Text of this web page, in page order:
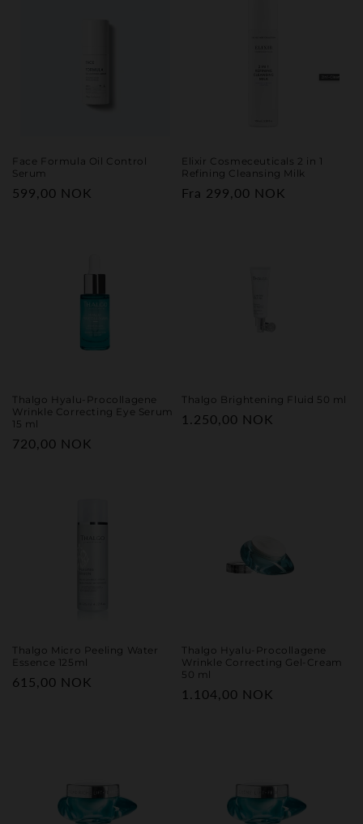
Face Formula Oil Control
Serum
Vanlig
599,00 NOK
Elixir Cosmeceuticals 2 in 1
Refining Cleansing Milk
Vanlig
Fra 299,00 NOK
Thalgo Hyalu-Procollagene
Wrinkle Correcting Eye Serum
15 ml
Vanlig
720,00 NOK
Thalgo Brightening Fluid 50 ml
Vanlig
1.250,00 NOK
Thalgo Micro Peeling Water
Essence 125ml
Vanlig
615,00 NOK
Thalgo Hyalu-Procollagene
Wrinkle Correcting Gel-Cream
50 ml
Vanlig
1.104,00 NOK